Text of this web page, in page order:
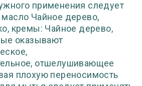
применения следует
Чайное дерево,
кремы: Чайное дерево,
оказывают
отшелушивающее
плохую переносимость